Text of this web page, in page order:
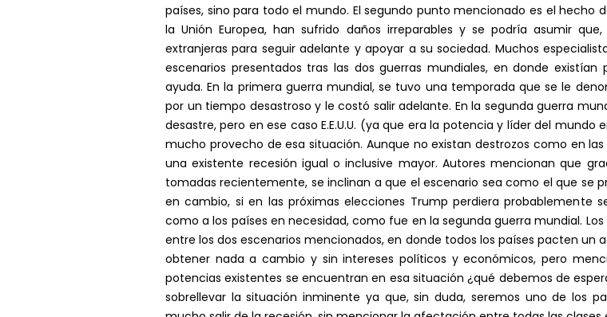
países, sino para todo el mundo. El segundo punto mencionado es el
la Unión Europea, han sufrido daños irreparables y se podría asumir
extranjeras para seguir adelante y apoyar a su sociedad. Muchos
escenarios presentados tras las dos guerras mundiales, en donde
ayuda. En la primera guerra mundial, se tuvo una temporada que se le
por un tiempo desastroso y le costó salir adelante. En la segunda guerra
desastre, pero en ese caso E.E.U.U. (ya que era la potencia y líder del
mucho provecho de esa situación. Aunque no existan destrozos como en
una existente recesión igual o inclusive mayor. Autores mencionan que
tomadas recientemente, se inclinan a que el escenario sea como el que se
en cambio, si en las próximas elecciones Trump perdiera probablemente
como a los países en necesidad, como fue en la segunda guerra mundial.
entre los dos escenarios mencionados, en donde todos los países pacten un
obtener nada a cambio y sin intereses políticos y económicos, pero
potencias existentes se encuentran en esa situación ¿qué debemos de
sobrellevar la situación inminente ya que, sin duda, seremos uno de los